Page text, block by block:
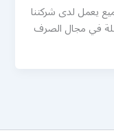
يعمل لدى شركتنا
في مجال الصرف